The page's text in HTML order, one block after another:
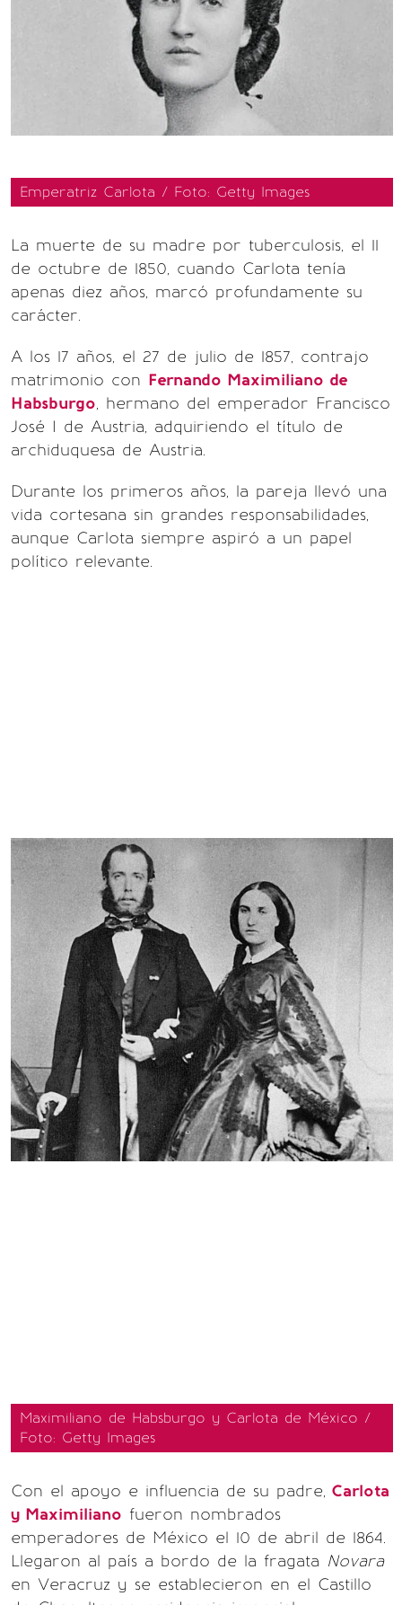
Emperatriz Carlota / Foto: Getty Images
La muerte de su madre por tuberculosis, el 11
de octubre de 1850, cuando Carlota tenía
apenas diez años, marcó profundamente su
carácter.
A los 17 años, el 27 de julio de 1857, contrajo
matrimonio con Fernando Maximiliano de
Habsburgo, hermano del emperador Francisco
José I de Austria, adquiriendo el título de
archiduquesa de Austria.
Durante los primeros años, la pareja llevó una
vida cortesana sin grandes responsabilidades,
aunque Carlota siempre aspiró a un papel
político relevante.
Maximiliano de Habsburgo y Carlota de México /
Foto: Getty Images
Con el apoyo e influencia de su padre, Carlota
y Maximiliano fueron nombrados
emperadores de México el 10 de abril de 1864.
Llegaron al país a bordo de la fragata Novara
en Veracruz y se establecieron en el Castillo